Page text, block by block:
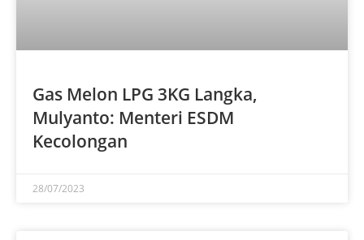
Gas Melon LPG 3KG Langka,
Mulyanto: Menteri ESDM
Kecolongan
28/07/2023